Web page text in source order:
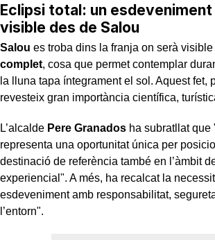
Eclipsi total: un
visible des de Salou
Salou es troba dins la franja on serà visible
complet, cosa que permet contemplar
la lluna tapa íntegrament el sol. Aquest fet,
revesteix gran importància científica,
L’alcalde Pere Granados ha subratllat
representa una oportunitat única per
destinació de referència també en l’àmbit
experiencial". A més, ha recalcat la
esdeveniment amb responsabilitat,
l’entorn".